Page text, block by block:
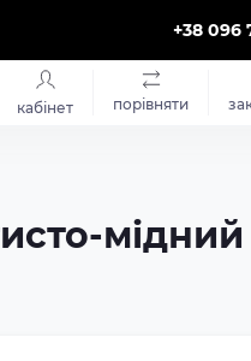
+38 096
кабінет порівняти
мідний